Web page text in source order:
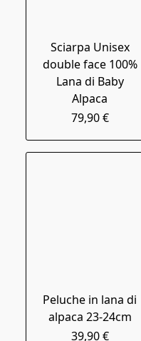
Sciarpa Unisex
double face 100%
Lana di Baby
Alpaca
79,90 €
Peluche in lana di
alpaca 23-24cm
39,90 €